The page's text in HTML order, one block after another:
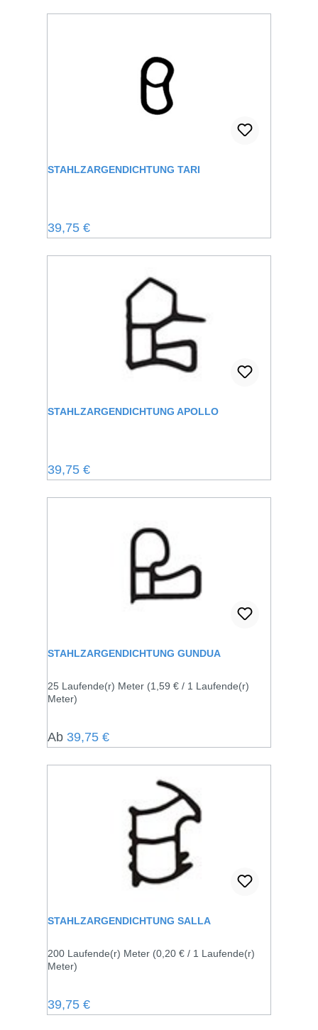
STAHLZARGENDICHTUNG TARI
Regulärer Preis:
39,75 €
STAHLZARGENDICHTUNG APOLLO
Regulärer Preis:
39,75 €
STAHLZARGENDICHTUNG GUNDUA
25 Laufende(r) Meter (1,59 € / 1 Laufende(r)
Meter)
Regulärer Preis:
Ab 39,75 €
STAHLZARGENDICHTUNG SALLA
200 Laufende(r) Meter (0,20 € / 1 Laufende(r)
Meter)
Regulärer Preis:
39,75 €